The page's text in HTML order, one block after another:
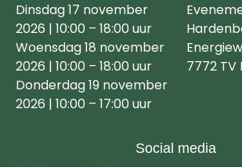
Dinsdag 17 november
2026 | 10:00 – 18:00 uur
Woensdag 18 november
2026 | 10:00 – 18:00 uur
Donderdag 19 november
2026 | 10:00 – 17:00 uur
7772
Social media